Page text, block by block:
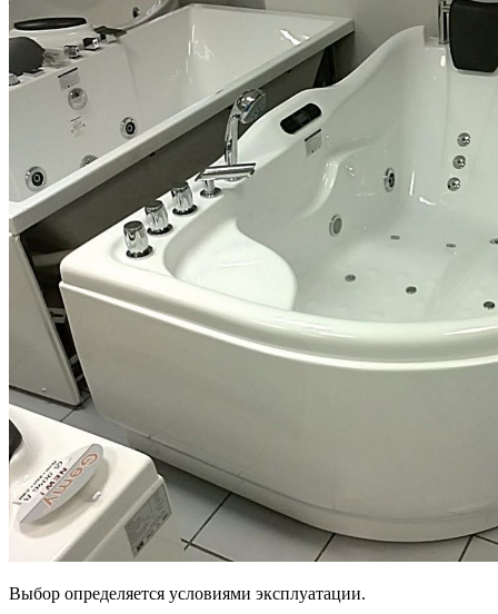
Выбор определяется условиями эксплуатации.